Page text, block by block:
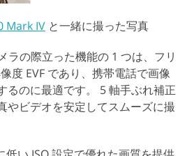
Mark IV と一緒に撮った写真
の際立った機能の 1 つは、フリ
度 EVF であり、携帯電話で画像
るのに最適です。 5 軸手ぶれ補正
やビデオを安定してスムーズに撮